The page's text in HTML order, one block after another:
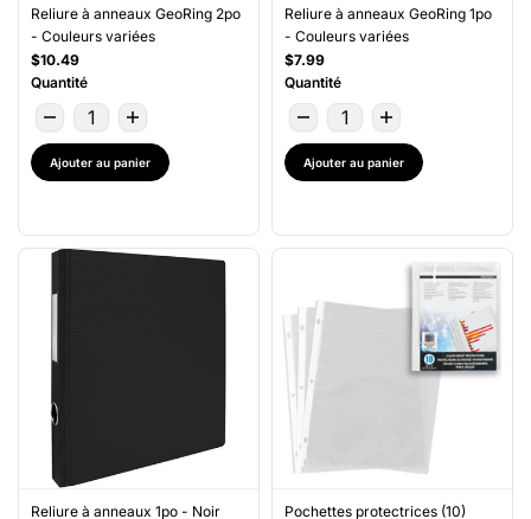
Reliure à anneaux GeoRing 2po
- Couleurs variées
$10.49
Quantité
Ajouter au panier
Reliure à anneaux GeoRing 1po
- Couleurs variées
$7.99
Quantité
Ajouter au panier
Reliure à anneaux 1po - Noir Pochettes protectrices (10)